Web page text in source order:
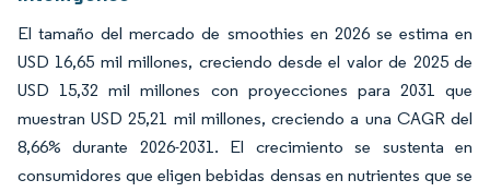
El tamaño del mercado de smoothies en 2026 se estima en
USD 16,65 mil millones, creciendo desde el valor de 2025 de
USD 15,32 mil millones con proyecciones para 2031 que
muestran USD 25,21 mil millones, creciendo a una CAGR del
8,66% durante 2026-2031. El crecimiento se sustenta en
consumidores que eligen bebidas densas en nutrientes que se